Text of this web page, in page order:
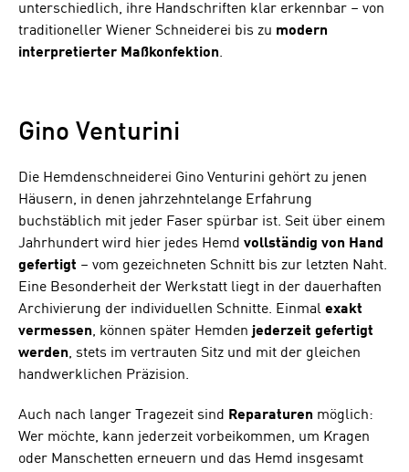
unterschiedlich, ihre Handschriften klar erkennbar – von
traditioneller Wiener Schneiderei bis zu modern
interpretierter Maßkonfektion.
Gino Venturini
Die Hemdenschneiderei Gino Venturini gehört zu jenen
Häusern, in denen jahrzehntelange Erfahrung
buchstäblich mit jeder Faser spürbar ist. Seit über einem
Jahrhundert wird hier jedes Hemd vollständig von Hand
gefertigt – vom gezeichneten Schnitt bis zur letzten Naht.
Eine Besonderheit der Werkstatt liegt in der dauerhaften
Archivierung der individuellen Schnitte. Einmal exakt
vermessen, können später Hemden jederzeit gefertigt
werden, stets im vertrauten Sitz und mit der gleichen
handwerklichen Präzision.
Auch nach langer Tragezeit sind Reparaturen möglich:
Wer möchte, kann jederzeit vorbeikommen, um Kragen
oder Manschetten erneuern und das Hemd insgesamt